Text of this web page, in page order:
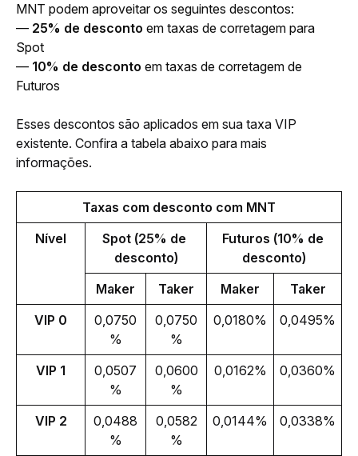
MNT podem aproveitar os seguintes descontos:
— 25% de desconto em taxas de corretagem para
Spot
— 10% de desconto em taxas de corretagem de
Futuros
Esses descontos são aplicados em sua taxa VIP
existente. Confira a tabela abaixo para mais
informações.
Taxas com desconto com MNT
Nível
Spot (25% de
desconto)
Futuros (10% de
desconto)
Maker
Taker Maker
Taker
VIP 0
0,0750
%
0,0750
%
0,0180% 0,0495%
VIP 1
0,0507
%
0,0600
%
0,0162% 0,0360%
VIP 2
0,0488
%
0,0582
%
0,0144% 0,0338%